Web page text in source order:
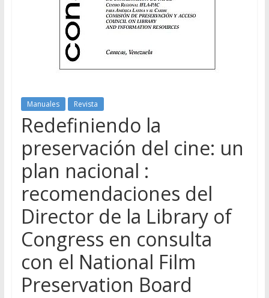
Manuales Revista
Redefiniendo la
preservación del cine: un
plan nacional :
recomendaciones del
Director de la Library of
Congress en consulta
con el National Film
Preservation Board